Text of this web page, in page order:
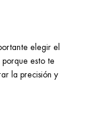
elegir el
esto te
la precisión y